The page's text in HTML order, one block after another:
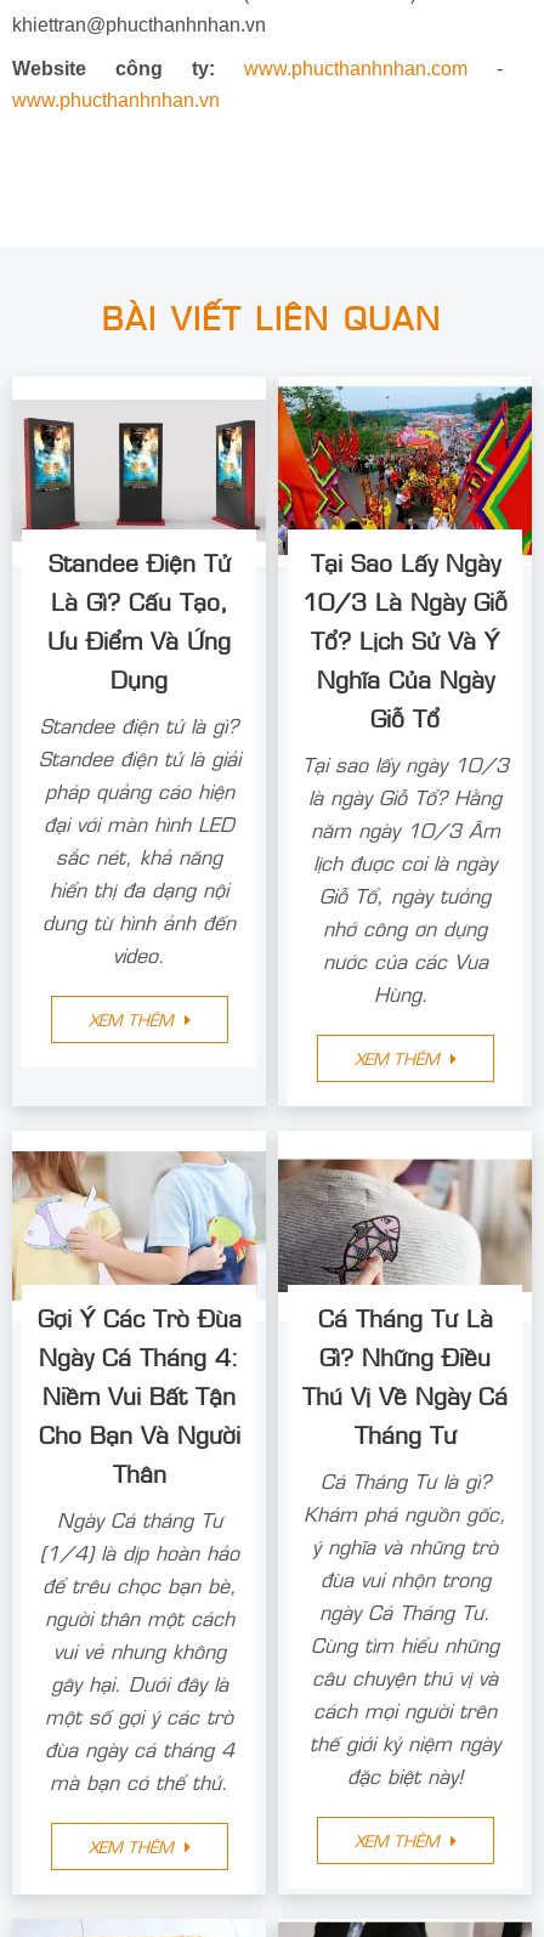
khiettran@phucthanhnhan.vn
Website công ty: www.phucthanhnhan.com -
www.phucthanhnhan.vn
BÀI VIẾT LIÊN QUAN
Standee Điện Tử
Là Gì? Cấu Tạo,
Ưu Điểm Và Ứng
Dụng
Standee điện tử là gì?
Standee điện tử là giải
pháp quảng cáo hiện
đại với màn hình LED
sắc nét, khả năng
hiển thị đa dạng nội
dung từ hình ảnh đến
video.
XEM THÊM
Tại Sao Lấy Ngày
10/3 Là Ngày Giỗ
Tổ? Lịch Sử Và Ý
Nghĩa Của Ngày
Giỗ Tổ
Tại sao lấy ngày 10/3
là ngày Giỗ Tổ? Hằng
năm ngày 10/3 Âm
lịch được coi là ngày
Giỗ Tổ, ngày tưởng
nhớ công ơn dựng
nước của các Vua
Hùng.
XEM THÊM
Gợi Ý Các Trò Đùa
Ngày Cá Tháng 4:
Niềm Vui Bất Tận
Cho Bạn Và Người
Thân
Ngày Cá tháng Tư
(1/4) là dịp hoàn hảo
để trêu chọc bạn bè,
người thân một cách
vui vẻ nhưng không
gây hại. Dưới đây là
một số gợi ý các trò
đùa ngày cá tháng 4
mà bạn có thể thử.
XEM THÊM
Cá Tháng Tư Là
Gì? Những Điều
Thú Vị Về Ngày Cá
Tháng Tư
Cá Tháng Tư là gì?
Khám phá nguồn gốc,
ý nghĩa và những trò
đùa vui nhộn trong
ngày Cá Tháng Tư.
Cùng tìm hiểu những
câu chuyện thú vị và
cách mọi người trên
thế giới kỷ niệm ngày
đặc biệt này!
XEM THÊM